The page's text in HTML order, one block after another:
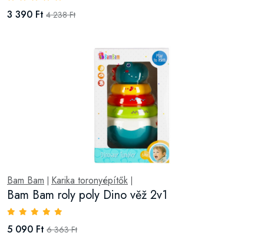
3 390 Ft 4 238 Ft
Bam Bam Karika toronyépítők
Bam Bam roly poly Dino věž 2v1
5 090 Ft 6 363 Ft